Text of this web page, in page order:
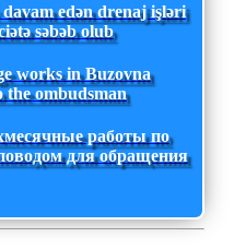
edən drenaj işləri
səbəb olub
works in Buzovna
the ombudsman
работы по
для обращения